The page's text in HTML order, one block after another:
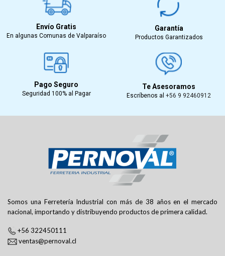
Envío Gratis
En algunas Comunas de Valparaíso
Garantía
Productos Garantizados
Pago Seguro
Seguridad 100% al Pagar
Te Asesoramos
Escríbenos al +56 9 92460912
Somos una Ferretería Industrial con más de 38 años en el mercado
nacional, importando y distribuyendo productos de primera calidad.
+56 322450111
ventas@pernoval.cl